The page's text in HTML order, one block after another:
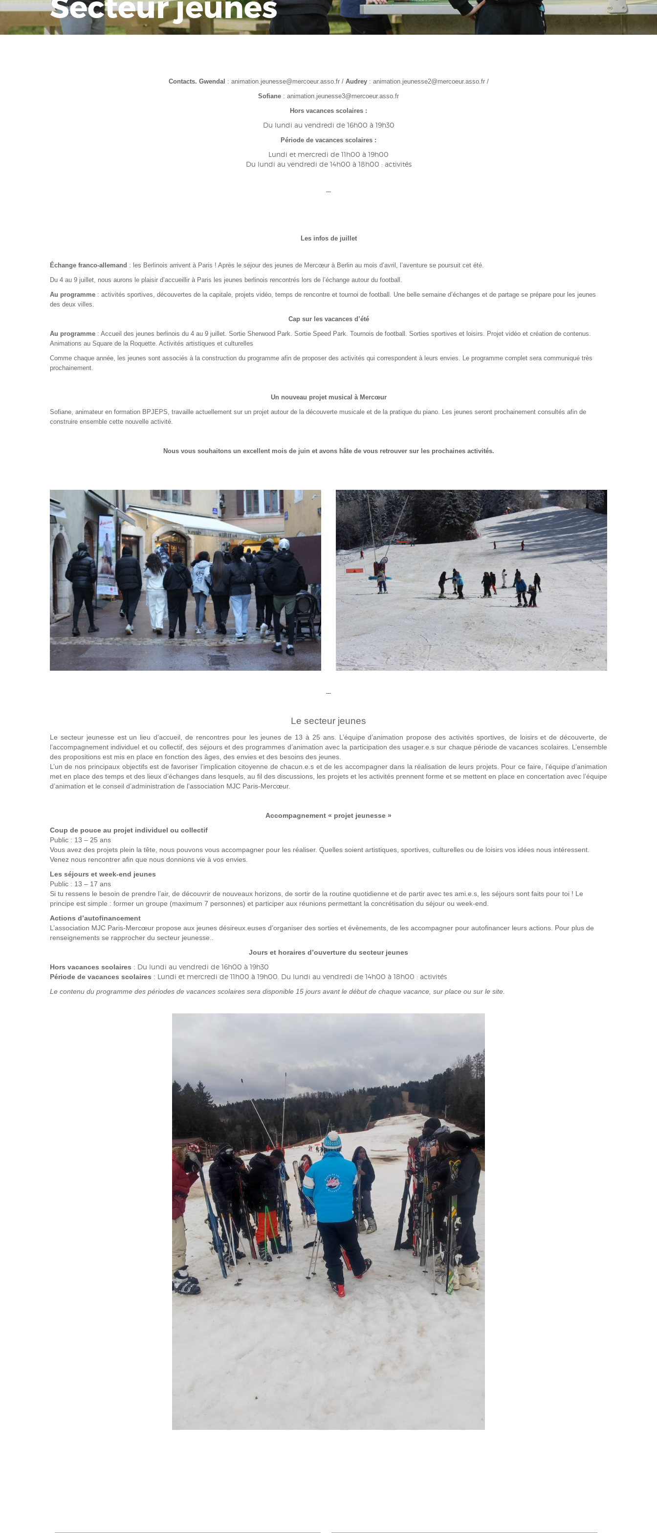
Secteur jeunes
Contacts. Gwendal : animation.jeunesse@mercoeur.asso.fr / Audrey: animation.jeunesse2@mercoeur.asso.fr /
Sofiane : animation.jeunesse3@mercoeur.asso.fr
Hors vacances scolaires :
Du lundi au vendredi de 16h00 à 19h30
Période de vacances scolaires :
Lundi et mercredi de 11h00 à 19h00
Du lundi au vendredi de 14h00 à 18h00 : activités
—
Les infos de juillet
Échange franco-allemand : les Berlinois arrivent à Paris ! Après le séjour des jeunes de Mercœur à Berlin au mois d’avril, l’aventure se poursuit cet été.
Du 4 au 9 juillet, nous aurons le plaisir d’accueillir à Paris les jeunes berlinois rencontrés lors de l’échange autour du football.
Au programme : activités sportives, découvertes de la capitale, projets vidéo, temps de rencontre et tournoi de football. Une belle semaine d’échanges et de partage se prépare pour les jeunes
des deux villes.
Cap sur les vacances d’été
Au programme : Accueil des jeunes berlinois du 4 au 9 juillet. Sortie Sherwood Park. Sortie Speed Park. Tournois de football. Sorties sportives et loisirs. Projet vidéo et création de contenus.
Animations au Square de la Roquette. Activités artistiques et culturelles
Comme chaque année, les jeunes sont associés à la construction du programme afin de proposer des activités qui correspondent à leurs envies. Le programme complet sera communiqué très
prochainement.
Un nouveau projet musical à Mercœur
Sofiane, animateur en formation BPJEPS, travaille actuellement sur un projet autour de la découverte musicale et de la pratique du piano. Les jeunes seront prochainement consultés afin de
construire ensemble cette nouvelle activité.
Nous vous souhaitons un excellent mois de juin et avons hâte de vous retrouver sur les prochaines activités.
—
Le secteur jeunes
Le secteur jeunesse est un lieu d’accueil, de rencontres pour les jeunes de 13 à 25 ans. L’équipe d’animation propose des activités sportives, de loisirs et de découverte, de
l’accompagnement individuel et ou collectif, des séjours et des programmes d’animation avec la participation des usager.e.s sur chaque période de vacances scolaires. L’ensemble
des propositions est mis en place en fonction des âges, des envies et des besoins des jeunes.
L’un de nos principaux objectifs est de favoriser l’implication citoyenne de chacun.e.s et de les accompagner dans la réalisation de leurs projets. Pour ce faire, l’équipe d’animation
met en place des temps et des lieux d’échanges dans lesquels, au fil des discussions, les projets et les activités prennent forme et se mettent en place en concertation avec l’équipe
d’animation et le conseil d’administration de l’association MJC Paris-Mercœur.
Accompagnement « projet jeunesse »
Coup de pouce au projet individuel ou collectif
Public : 13 – 25 ans
Vous avez des projets plein la tête, nous pouvons vous accompagner pour les réaliser. Quelles soient artistiques, sportives, culturelles ou de loisirs vos idées nous intéressent.
Venez nous rencontrer afin que nous donnions vie à vos envies.
Les séjours et week-end jeunes
Public : 13 – 17 ans
Si tu ressens le besoin de prendre l’air, de découvrir de nouveaux horizons, de sortir de la routine quotidienne et de partir avec tes ami.e.s, les séjours sont faits pour toi ! Le
principe est simple : former un groupe (maximum 7 personnes) et participer aux réunions permettant la concrétisation du séjour ou week-end.
Actions d’autofinancement
L’association MJC Paris-Mercœur propose aux jeunes désireux.euses d’organiser des sorties et évènements, de les accompagner pour autofinancer leurs actions. Pour plus de
renseignements se rapprocher du secteur jeunesse..
Jours et horaires d’ouverture du secteur jeunes
Hors vacances scolaires : Du lundi au vendredi de 16h00 à 19h30
Période de vacances scolaires : Lundi et mercredi de 11h00 à 19h00. Du lundi au vendredi de 14h00 à 18h00 : activités
Le contenu du programme des périodes de vacances scolaires sera disponible 15 jours avant le début de chaque vacance, sur place ou sur le site.